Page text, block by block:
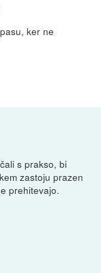
ker ne
s prakso, bi
zastoju prazen
prehitevajo.